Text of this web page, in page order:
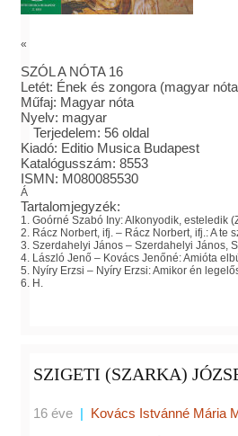
«
SZÓL A NÓTA 16
Letét: Ének és zongora (magyar
Műfaj: Magyar nóta
Nyelv: magyar
Terjedelem: 56 oldal
Kiadó: Editio Musica Budapest
Katalógusszám: 8553
ISMN: M080085530
Á
Tartalomjegyzék:
1. Goórné Szabó Iny:Alkonyodik, esteledik
2. Rácz Norbert, ifj. – Rácz Norbert, ifj.:A te
3. Szerdahelyi János – Szerdahelyi János,
4. László Jenő – Kovács Jenőné:Amióta
5. Nyíry Erzsi – Nyíry Erzsi:Amikor én
6. H.
SZIGETI (SZARKA)
16 éve | Kovács Istvánné Mária